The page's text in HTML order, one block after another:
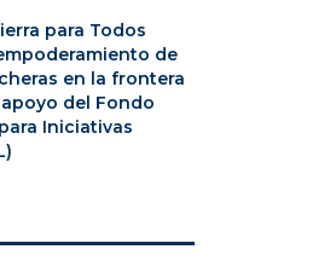
para Todos
de
en la frontera
del Fondo
Iniciativas